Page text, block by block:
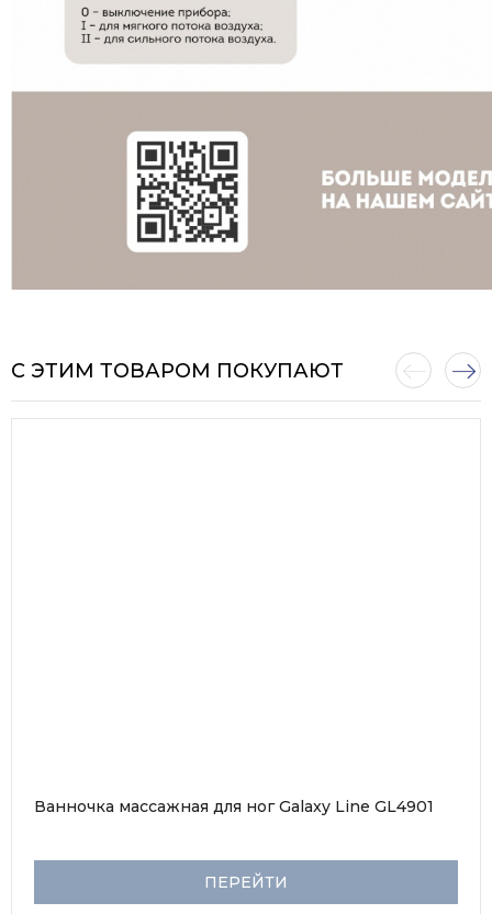
С ЭТИМ ТОВАРОМ ПОКУПАЮТ
Ванночка массажная для ног Galaxy Line GL4901
ПЕРЕЙТИ